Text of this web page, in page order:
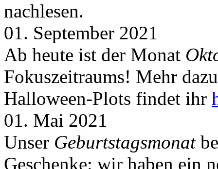
nachlesen.
01. September 2021
Ab heute ist der Monat
Fokuszeitraums! Mehr
Halloween-Plots findet ihr
01. Mai 2021
Unser Geburtstagsmonat
Geschenke: wir haben ein